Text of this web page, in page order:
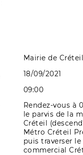
Mairie de Créteil
18/09/2021
09:00
Rendez-vous à
le parvis de la
Créteil
Métro Créteil
puis traverser
commercial